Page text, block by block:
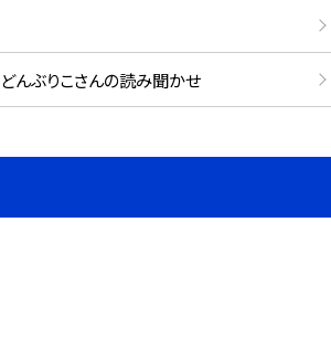
んぶりこさんの読み聞かせ